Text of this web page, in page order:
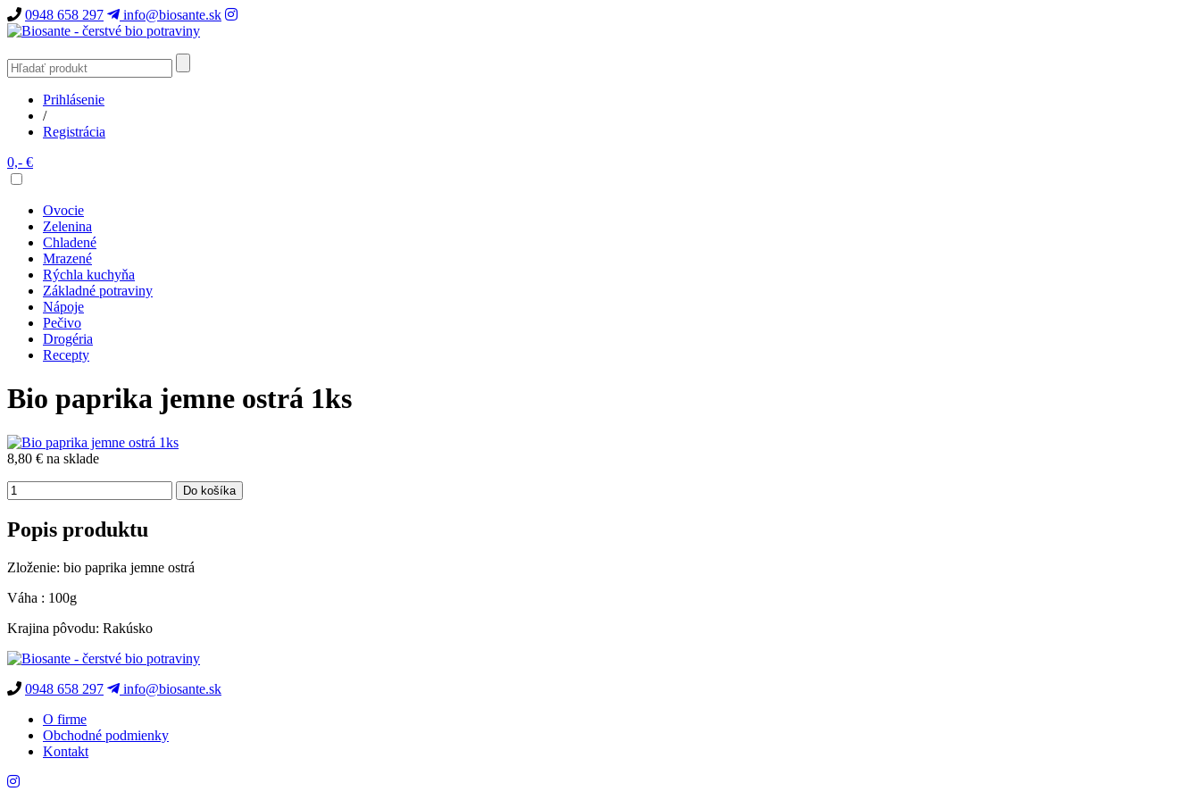
0948 658 297 info@biosante.sk
Prihlásenie
/
Registrácia
0,- €
Ovocie
Zelenina
Chladené
Mrazené
Rýchla kuchyňa
Základné potraviny
Nápoje
Pečivo
Drogéria
Recepty
Bio paprika jemne ostrá 1ks
8,80 € na sklade
Popis produktu
Zloženie: bio paprika jemne ostrá
Váha : 100g
Krajina pôvodu: Rakúsko
0948 658 297
info@biosante.sk
O firme
Obchodné podmienky
Kontakt